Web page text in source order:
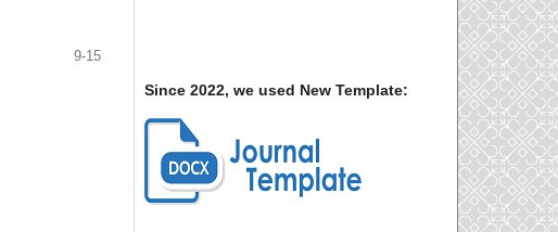
9-15
Since 2022, we used New Template: